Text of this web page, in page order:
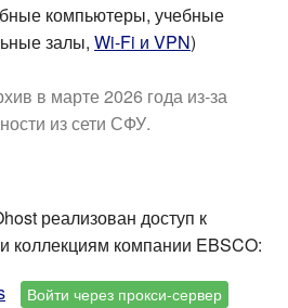
компьютеры, учебные
залы, Wi-Fi и VPN)
в марте 2026 года из-за
из сети СФУ.
реализован доступ к
коллекциям компании EBSCO:
Войти через прокси-сервер